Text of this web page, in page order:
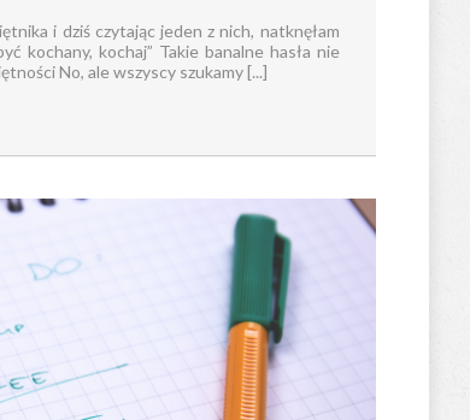
i dziś czytając jeden z nich, natknęłam
kochany, kochaj” Takie banalne hasła nie
No, ale wszyscy szukamy [...]